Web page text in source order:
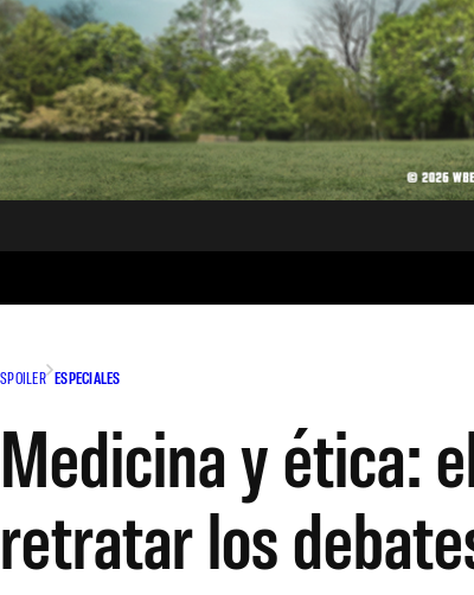
SPOILER ESPECIALES
Medicina y ética:
retratar los